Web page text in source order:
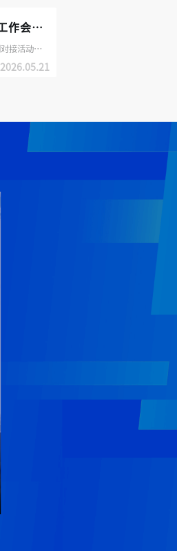
浙江OPC创新生态服务联合体首次工作会议在良渚数栖湾举行
“走进良渚数栖湾”——人工智能OPC新生态系列对接活动暨浙江OPC创新生态服务联合体首次工作会议圆满举行
2026.05.21